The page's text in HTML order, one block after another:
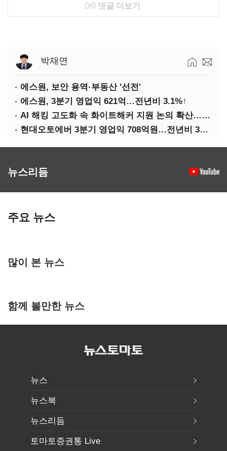
0/0 댓글 더보기
박재연
에스원, 보안 용역·부동산 '선전'
에스원, 3분기 영업익 621억…전년비 3.1%↑
AI 해킹 고도화 속 화이트해커 지원 논의 확산…'버그바운티' 재조명
현대오토에버 3분기 영업익 708억원…전년비 34.8%↑
뉴스리듬
주요 뉴스
많이 본 뉴스
함께 볼만한 뉴스
뉴스
뉴스북
뉴스리듬
토마토증권통 Live